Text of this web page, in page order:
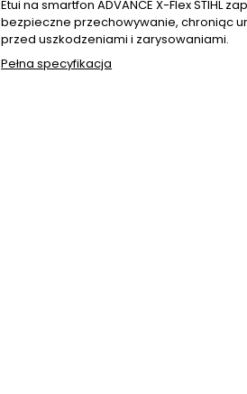
Etui na smartfon ADVANCE X-Flex STIHL
bezpieczne przechowywanie, chroniąc
przed uszkodzeniami i zarysowaniami.
Pełna specyfikacja